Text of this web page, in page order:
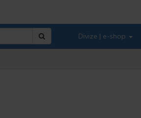
Divize | e-shop